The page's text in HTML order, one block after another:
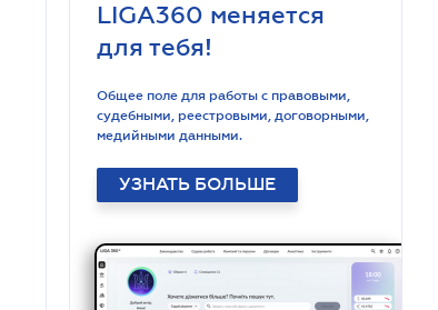
LIGA360 меняется
для тебя!
Общее поле для работы с правовыми,
судебными, реестровыми, договорными,
медийными данными.
УЗНАТЬ БОЛЬШЕ